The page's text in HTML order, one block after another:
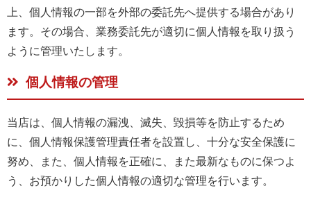
上、個人情報の一部を外部の委託先へ提供する場合があり
ます。その場合、業務委託先が適切に個人情報を取り扱う
ように管理いたします。
個人情報の管理
当店は、個人情報の漏洩、滅失、毀損等を防止するため
に、個人情報保護管理責任者を設置し、十分な安全保護に
努め、また、個人情報を正確に、また最新なものに保つよ
う、お預かりした個人情報の適切な管理を行います。